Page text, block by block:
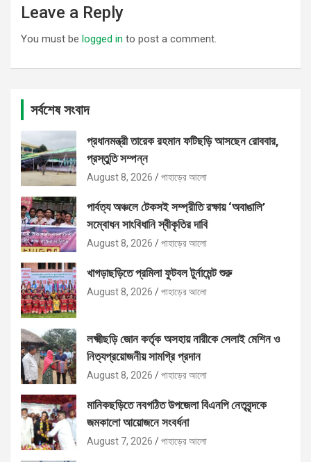
Leave a Reply
You must be logged in to post a comment.
সর্বশেষ সংবাদ
প্রধানমন্ত্রী তারেক রহমান ফটিছড়ি আসছেন রোববার,
প্রস্তুতি সম্পন্ন
August 8, 2026 পাহাড়ের আলো
পার্বত্য অঞ্চলে টেকসই সম্প্রীতি রক্ষায় ‘অবাঙালি’
সম্বোধন সাংবিধানি স্বীকৃতির দাবি
August 8, 2026 পাহাড়ের আলো
খাগড়াছড়িতে প্রমিলা ফুটবল টুর্নামেন্ট শুরু
August 8, 2026 পাহাড়ের আলো
লক্ষ্মীছড়ি জোন কর্তৃক অসহায় নারীকে সেলাই মেশিন ও
নিত্যপ্রয়োজনীয় সামগ্রি প্রদান
August 8, 2026 পাহাড়ের আলো
মানিকছড়িতে নবগঠিত উপজেলা বিএনপি নেতৃবৃন্দকে
জমকালো আয়োজনে সংবর্ধনা
August 7, 2026 পাহাড়ের আলো